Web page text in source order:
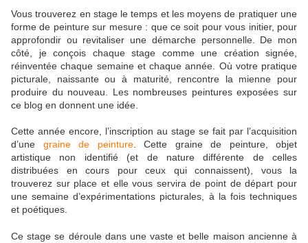
Vous trouverez en stage le temps et les moyens de pratiquer une
forme de peinture sur mesure : que ce soit pour vous initier, pour
approfondir ou revitaliser une démarche personnelle. De mon
côté, je conçois chaque stage comme une création signée,
réinventée chaque semaine et chaque année. Où votre pratique
picturale, naissante ou à maturité, rencontre la mienne pour
produire du nouveau. Les nombreuses peintures exposées sur
ce blog en donnent une idée.
Cette année encore, l’inscription au stage se fait par l’acquisition
d’une graine de peinture. Cette graine de peinture, objet
artistique non identifié (et de nature différente de celles
distribuées en cours pour ceux qui connaissent), vous la
trouverez sur place et elle vous servira de point de départ pour
une semaine d’expérimentations picturales, à la fois techniques
et poétiques.
Ce stage se déroule dans une vaste et belle maison ancienne à